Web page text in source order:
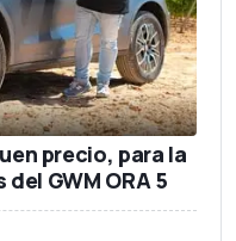
precio, para la
GWM ORA 5